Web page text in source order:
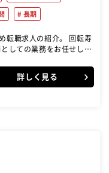
長期
求人の紹介。 回転寿
しての業務をお任せしま
詳しく見る